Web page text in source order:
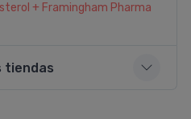
+ Framingham Pharma
tiendas